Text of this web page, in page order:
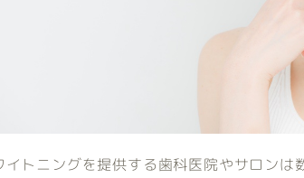
イトニングを提供する歯科医院やサロン